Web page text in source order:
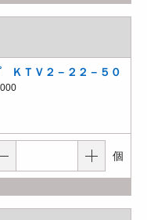
ＫＴＶ２－２２－５０
個